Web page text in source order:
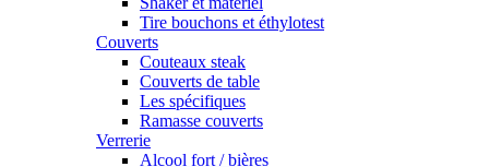
Tire bouchons et éthylotest
Couverts
Couteaux steak
Couverts de table
Les spécifiques
Ramasse couverts
Verrerie
Alcool fort / bières